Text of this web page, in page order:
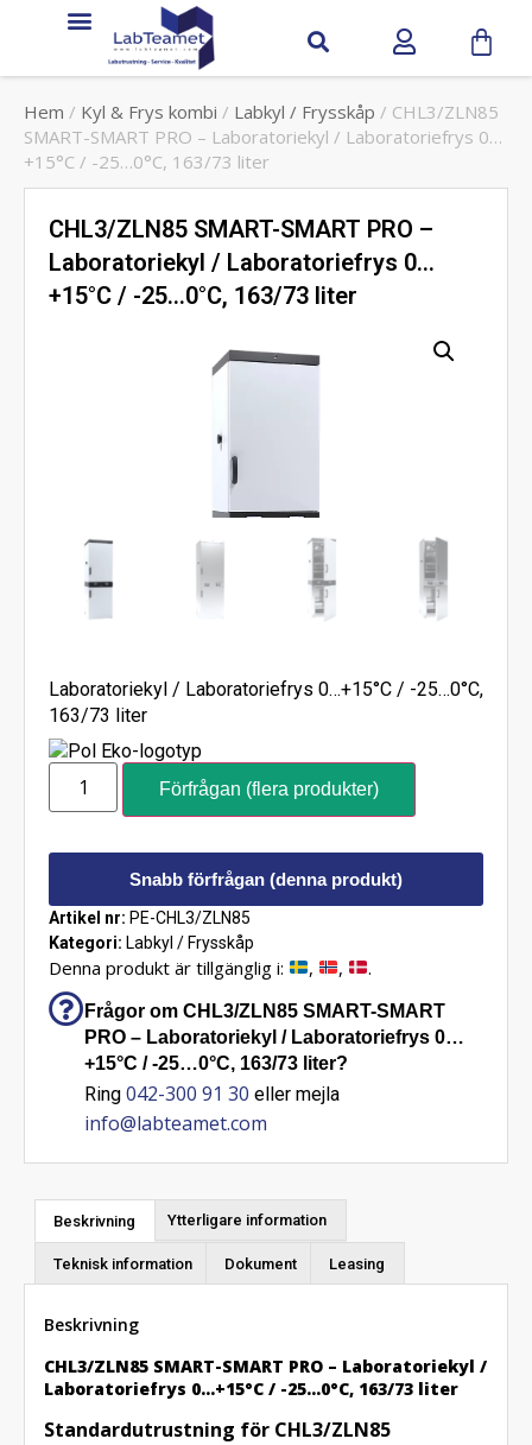
Hem / Kyl & Frys kombi / Labkyl / Frysskåp / CHL3/ZLN85
SMART-SMART PRO – Laboratoriekyl / Laboratoriefrys 0…
+15°C / -25…0°C, 163/73 liter
CHL3/ZLN85 SMART-SMART PRO –
Laboratoriekyl / Laboratoriefrys 0…
+15°C / -25…0°C, 163/73 liter
Laboratoriekyl / Laboratoriefrys 0…+15°C / -25…0°C,
163/73 liter
Förfrågan (flera produkter)
Snabb förfrågan (denna produkt)
Artikel nr: PE-CHL3/ZLN85
Kategori: Labkyl / Frysskåp
Denna produkt är tillgänglig i: , , .
Frågor om CHL3/ZLN85 SMART-SMART
PRO – Laboratoriekyl / Laboratoriefrys 0…
+15°C / -25…0°C, 163/73 liter?
Ring 042-300 91 30 eller mejla
info@labteamet.com
Beskrivning Ytterligare information
Teknisk information Dokument Leasing
Beskrivning
CHL3/ZLN85 SMART-SMART PRO – Laboratoriekyl /
Laboratoriefrys 0…+15°C / -25…0°C, 163/73 liter
Standardutrustning för CHL3/ZLN85